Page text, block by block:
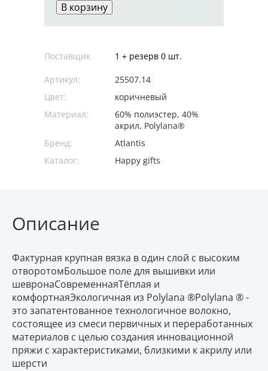
В корзину
Поставщик 1 + резерв 0 шт.
Артикул:
25507.14
Цвет:
коричневый
Материал:
60% полиэстер, 40%
акрил, Polylana®
Бренд:
Atlantis
Каталог:
Happy gifts
Описание
Фактурная крупная вязка в один слой с высоким
отворотомБольшое поле для вышивки или
шевронаСовременнаяТёплая и
комфортнаяЭкологичная из Polylana ®Polylana ® -
это запатентованное технологичное волокно,
состоящее из смеси первичных и переработанных
материалов с целью создания инновационной
пряжи с характеристиками, близкими к акрилу или
шерсти